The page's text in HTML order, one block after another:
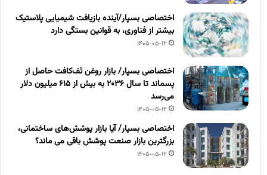
اختصاصی بسپار/آینده بازیافت شیمیایی پلاستیک
بیشتر از فناوری، به قوانین بستگی دارد
1405-05-12
اختصاصی بسپار/ بازار روغن تَف‌کافت حاصل از
پسماند تا سال ۲۰۳۶ به بیش از ۶۱۵ میلیون دلار
می‌رسد
1405-05-12
اختصاصی بسپار/ آیا بازار پوشش‌های ساختمانی،
بزرگترین بازار صنعت پوشش باقی می ماند؟
1405-05-12